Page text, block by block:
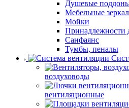
Душевые
Мебельные
Мойки
Принадлежности
Санфаянс
Тумбы, пеналы
воздуховоды
вентиляционные